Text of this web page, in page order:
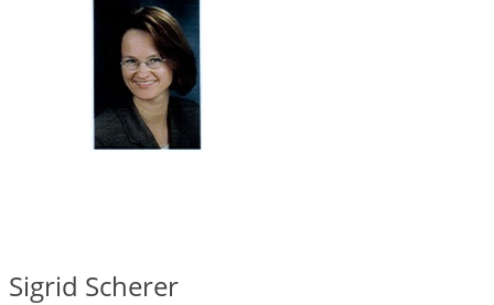
Sigrid Scherer